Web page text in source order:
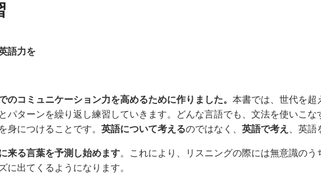
語力を
のコミュニケーション力を高めるために作りました。 本書では、世代を超
パターンを繰り返し練習していきます。どんな言語でも、文法を使いこ
身につけることです。 英語について考えるのではなく、 英語で考え 、英語
来る言葉を予測し始めます。これにより、リスニングの際には無意識の
に出てくるようになります。